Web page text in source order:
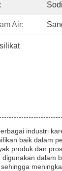
Air:
industri
baik dalam
produk dan
dalam